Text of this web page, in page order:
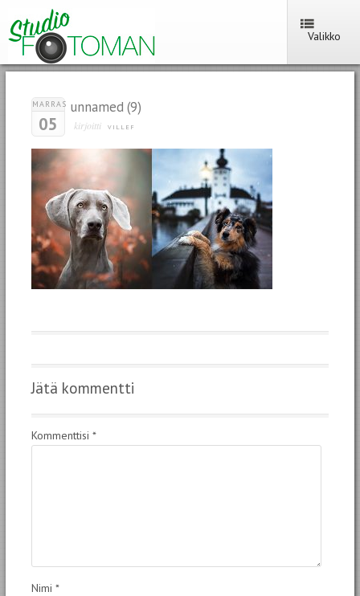
Valikko
MARRAS
05
unnamed (9)
kirjoitti VILLEF
Jätä kommentti
Kommenttisi *
Nimi *